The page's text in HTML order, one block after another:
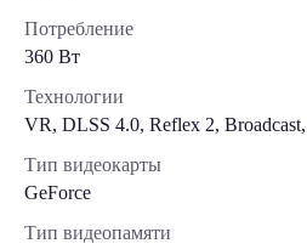
Потребление
360 Вт
Технологии
VR, DLSS 4.0, Reflex 2,
Тип видеокарты
GeForce
Тип видеопамяти